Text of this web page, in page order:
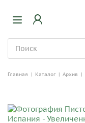
Главная | Каталог | Архив |